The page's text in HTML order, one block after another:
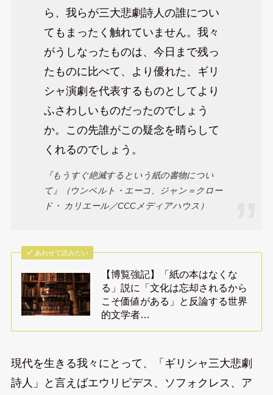
ら、我らが三大悲劇詩人の誰につい
てもまったく触れていません。我々
がうしなったものは、今日まで残っ
たものに比べて、より優れた、ギリ
シャ演劇を代表するものとしてより
ふさわしいものだったのでしょう
か。この先誰がこの疑念を晴らして
くれるのでしょう。
『もうすぐ絶滅するという紙の書物につい
て』（ウンベルト・エーコ、ジャン＝クロー
ド・ カリエール／CCCメディアハウス）
あわせて読みたい
【博覧強記】「紙の本はなくな
る」説に「文化は忘却されるから
こそ価値がある」と反論する世界
的文学者…
現代を生きる我々にとって、「ギリシャ三大悲劇
詩人」と言えばエウリピデス、ソフォクレス、ア